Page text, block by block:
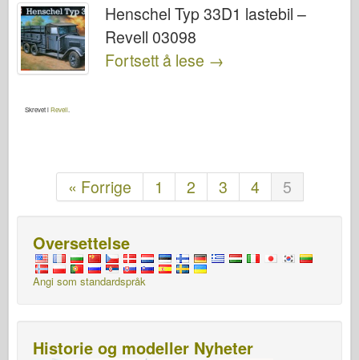
Henschel Typ 33D1 lastebil –
Revell 03098
Fortsett å lese →
Skrevet iRevell
« Forrige 1 2 3 4 5
Oversettelse
Angi som standardspråk
Historie og modeller Nyheter